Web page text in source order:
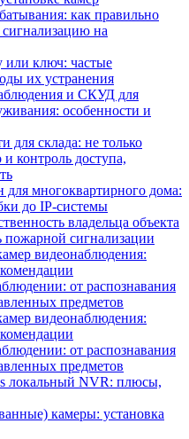
как правильно
на
ключ: частые
их устранения
и СКУД для
особенности и
для склада: не только
контроль доступа,
многоквартирного дома:
до IP-системы
владельца объекта
пожарной сигнализации
видеонаблюдения:
от распознавания
предметов
видеонаблюдения:
от распознавания
предметов
локальный NVR: плюсы,
камеры: установка